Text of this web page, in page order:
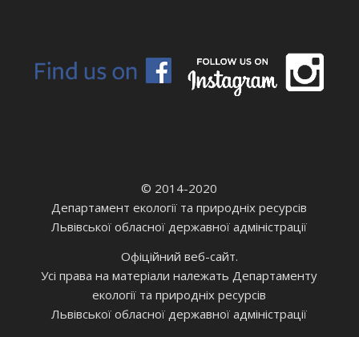
© 2014-2020
Департамент екології та природніх ресурсів
Львівської обласної державної адміністрації
Офіційний веб-сайт.
Усі права на матеріали належать Департаменту
екології та природніх ресурсів
Львівської обласної державної адміністрації